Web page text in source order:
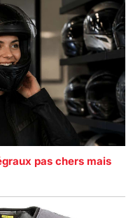
pas chers mais